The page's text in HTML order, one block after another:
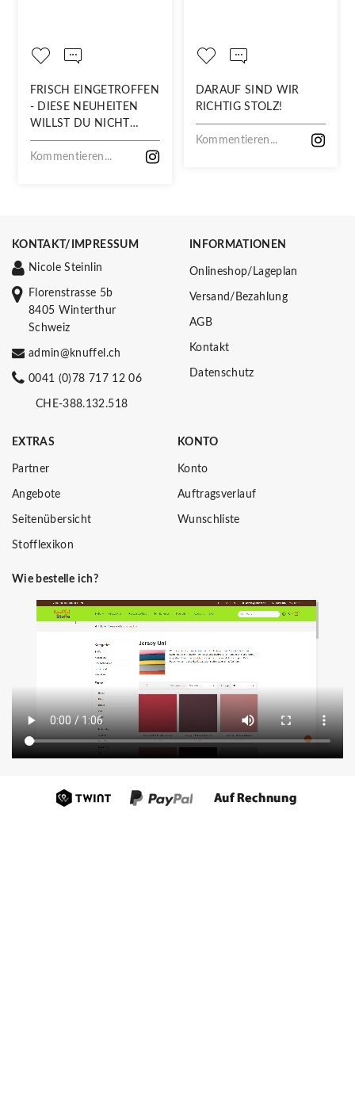
FRISCH EINGETROFFEN
- DIESE NEUHEITEN
WILLST DU NICHT
VERPASSEN!
Kommentieren...
DARAUF SIND WIR
RICHTIG STOLZ!
Kommentieren...
KONTAKT/IMPRESSUM
Nicole Steinlin
Florenstrasse 5b
8405 Winterthur
Schweiz
admin@knuffel.ch
0041 (0)78 717 12 06
CHE-388.132.518
INFORMATIONEN
Onlineshop/Lageplan
Versand/Bezahlung
AGB
Kontakt
Datenschutz
EXTRAS
Partner
Angebote
Seitenübersicht
Stofflexikon
KONTO
Konto
Auftragsverlauf
Wunschliste
Wie bestelle ich?